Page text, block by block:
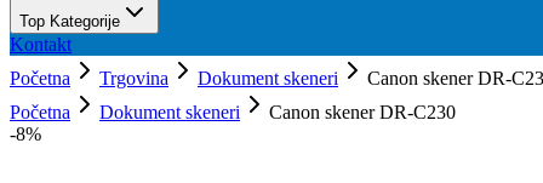
Top Kategorije
Kontakt
Početna
Trgovina Dokument skeneri
Canon skener DR-
Početna
Dokument skeneri
Canon skener DR-C230
-8%